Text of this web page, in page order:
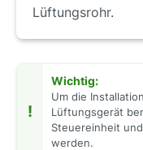
Lüftungsrohr.
!
Wichtig:
Um die
Lüftungsgerät
Steuereinheit
werden.